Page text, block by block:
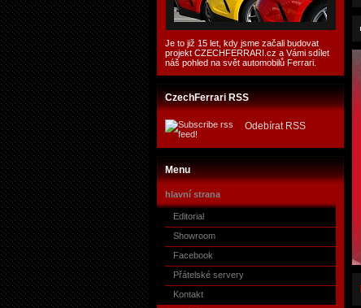
Je to již 15 let, kdy jsme začali budovat
projekt CZECHFERRARI.cz a Vámi sdílet
náš pohled na svět automobilů Ferrari.
CzechFerrari RSS
Odebírat RSS
Menu
hlavní strana
Editorial
Showroom
Facebook
Přátelské servery
Kontakt